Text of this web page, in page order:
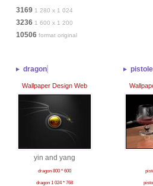
3169 1 280 x 1 024
3236 1 600 x 1 200
10506 format original
dragon
Wallpaper Design Web
yin and yang
dragon 800 * 600
dragon 1 024 * 768